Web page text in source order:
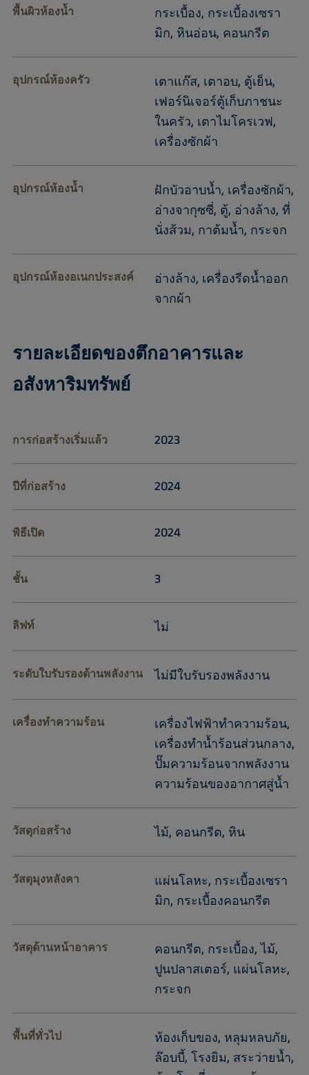
พื้นผิวห้องน้ำ
กระเบื้อง, กระเบื้องเซรา
มิก, หินอ่อน, คอนกรีต
อุปกรณ์ห้องครัว
เตาแก๊ส, เตาอบ, ตู้เย็น,
เฟอร์นิเจอร์ตู้เก็บภาชนะ
ในครัว, เตาไมโครเวฟ,
เครื่องซักผ้า
อุปกรณ์ห้องน้ำ
ฝักบัวอาบน้ำ, เครื่องซักผ้า,
อ่างจากุซซี่, ตู้, อ่างล้าง, ที่
นั่งส้วม, กาต้มน้ำ, กระจก
อุปกรณ์ห้องอเนกประสงค์
อ่างล้าง, เครื่องรีดน้ำออก
จากผ้า
รายละเอียดของตึกอาคารและ
อสังหาริมทรัพย์
การก่อสร้างเริ่มแล้ว 2023
ปีที่ก่อสร้าง 2024
พิธีเปิด 2024
ชั้น 3
ลิฟท์ ไม่
ระดับใบรับรองด้านพลังงาน ไม่มีใบรับรองพลังงาน
เครื่องทำความร้อน
เครื่องไฟฟ้าทำความร้อน,
เครื่องทำน้ำร้อนส่วนกลาง,
ปั๊มความร้อนจากพลังงาน
ความร้อนของอากาศสู่น้ำ
วัสดุก่อสร้าง ไม้, คอนกรีต, หิน
วัสดุมุงหลังคา
แผ่นโลหะ, กระเบื้องเซรา
มิก, กระเบื้องคอนกรีต
วัสดุด้านหน้าอาคาร
คอนกรีต, กระเบื้อง, ไม้,
ปูนปลาสเตอร์, แผ่นโลหะ,
กระจก
พื้นที่ทั่วไป
ห้องเก็บของ, หลุมหลบภัย,
ล๊อบบี้, โรงยิม, สระว่ายน้ำ,